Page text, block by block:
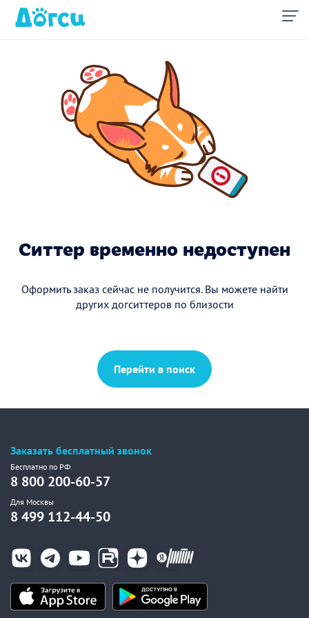
Ситтер временно недоступен
Оформить заказ сейчас не получится. Вы можете найти
других догситтеров по близости
Перейти в поиск
Заказать бесплатный звонок
Бесплатно по РФ
8 800 200-60-57
Для Москвы
8 499 112-44-50